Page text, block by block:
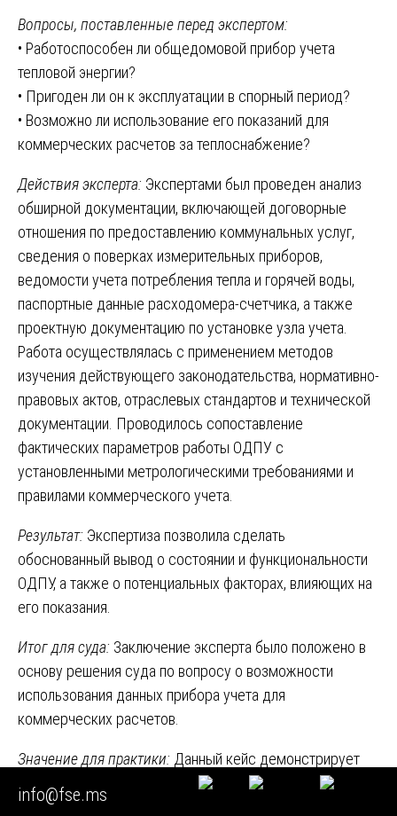
Вопросы, поставленные перед экспертом:
• Работоспособен ли общедомовой прибор учета
тепловой энергии?
• Пригоден ли он к эксплуатации в спорный период?
• Возможно ли использование его показаний для
коммерческих расчетов за теплоснабжение?
Действия эксперта: Экспертами был проведен анализ
обширной документации, включающей договорные
отношения по предоставлению коммунальных услуг,
сведения о поверках измерительных приборов,
ведомости учета потребления тепла и горячей воды,
паспортные данные расходомера-счетчика, а также
проектную документацию по установке узла учета.
Работа осуществлялась с применением методов
изучения действующего законодательства, нормативно-
правовых актов, отраслевых стандартов и технической
документации. Проводилось сопоставление
фактических параметров работы ОДПУ с
установленными метрологическими требованиями и
правилами коммерческого учета.
Результат: Экспертиза позволила сделать
обоснованный вывод о состоянии и функциональности
ОДПУ, а также о потенциальных факторах, влияющих на
его показания.
Итог для суда: Заключение эксперта было положено в
основу решения суда по вопросу о возможности
использования данных прибора учета для
коммерческих расчетов.
Значение для практики: Данный кейс демонстрирует
важность
экспертизы инженерных теплосетей
части исследования приборов учета при спорах между
info@fse.ms